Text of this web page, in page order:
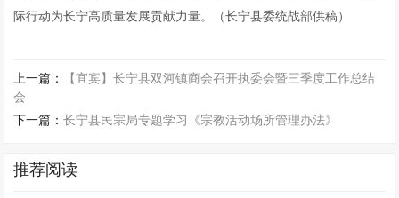
际行动为长宁高质量发展贡献力量。（长宁县委统战部供稿）
上一篇：
【宜宾】长宁县双河镇商会召开执委会暨三季度工作总结
会
下一篇：长宁县民宗局专题学习《宗教活动场所管理办法》
推荐阅读